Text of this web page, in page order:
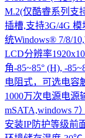
M.2(仅酷睿系列支
插槽,支持3G/4G
统Windows® 7/8/
LCD分辨率
角-85~85° (H), -
电阻式，可选电容
1000万次电源电源
mSATA,windows 7
安装IP防护等级前